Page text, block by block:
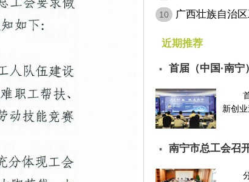
层…
10
广西壮族自治
定…
近期推荐
▪
首届（中国·南
请…
新创
▪ 南宁市总工会召